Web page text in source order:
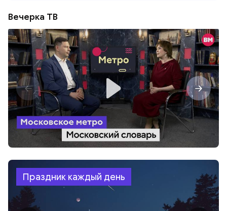
Вечерка ТВ
Праздник каждый день